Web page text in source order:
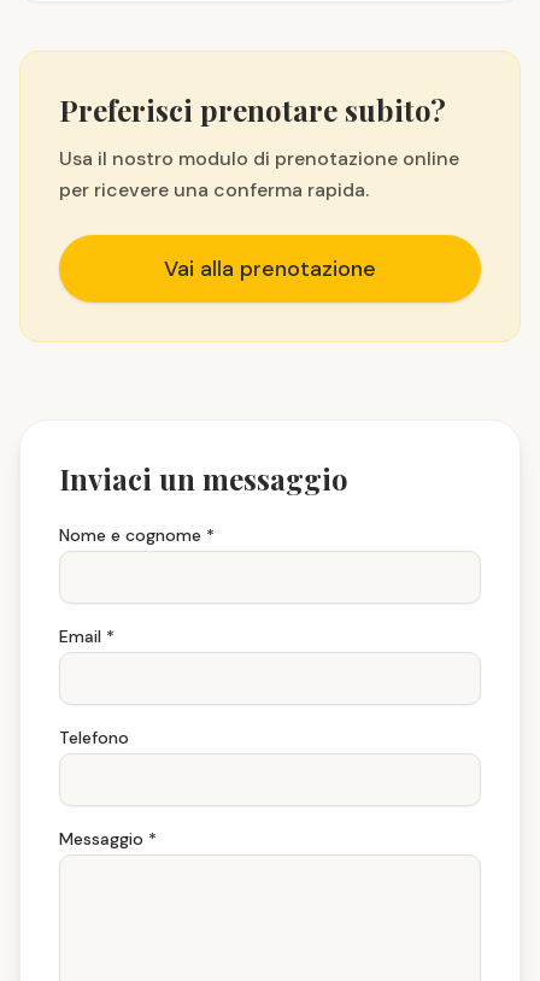
Preferisci prenotare subito?
Usa il nostro modulo di prenotazione online
per ricevere una conferma rapida.
Vai alla prenotazione
Inviaci un messaggio
Nome e cognome *
Email *
Telefono
Messaggio *